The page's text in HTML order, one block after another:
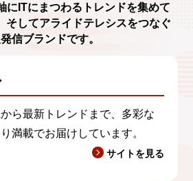
に ITにまつわるトレンドを集めて
そしてアライドテレシスをつなぐ
信ブランドです。
ら最新トレンドまで、多彩な
満載でお届けしています。
サイトを見る